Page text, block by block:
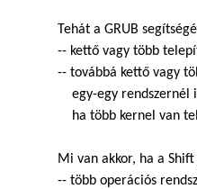
Tehát a GRUB
-- kettő vagy több
-- továbbá kettő vagy
egy-egy rendszernél
ha több kernel van
Mi van akkor, ha a
-- több operációs